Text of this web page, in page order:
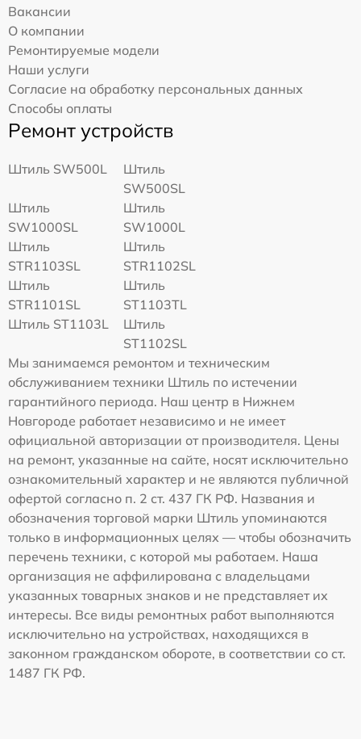
Вакансии
О компании
Ремонтируемые модели
Наши услуги
Согласие на обработку персональных данных
Способы оплаты
Ремонт устройств
Штиль SW500L
Штиль
SW500SL
Штиль
SW1000SL
Штиль
SW1000L
Штиль
STR1103SL
Штиль
STR1102SL
Штиль
STR1101SL
Штиль
ST1103TL
Штиль ST1103L
Штиль
ST1102SL
Мы занимаемся ремонтом и техническим
обслуживанием техники Штиль по истечении
гарантийного периода. Наш центр в Нижнем
Новгороде работает независимо и не имеет
официальной авторизации от производителя. Цены
на ремонт, указанные на сайте, носят исключительно
ознакомительный характер и не являются публичной
офертой согласно п. 2 ст. 437 ГК РФ. Названия и
обозначения торговой марки Штиль упоминаются
только в информационных целях — чтобы обозначить
перечень техники, с которой мы работаем. Наша
организация не аффилирована с владельцами
указанных товарных знаков и не представляет их
интересы. Все виды ремонтных работ выполняются
исключительно на устройствах, находящихся в
законном гражданском обороте, в соответствии со ст.
1487 ГК РФ.